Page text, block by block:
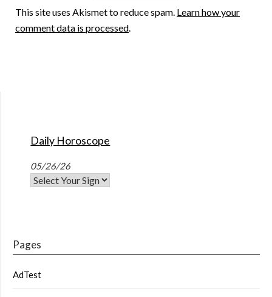
This site uses Akismet to reduce spam. Learn how your
comment data is processed.
Daily Horoscope
05/26/26
Pages
AdTest